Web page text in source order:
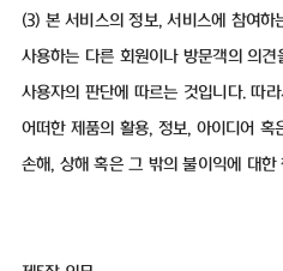
(3) 본 서비스의 정보, 서비스에 참여하
사용하는 다른 회원이나 방문객의 의
사용자의 판단에 따르는 것입니다. 따
어떠한 제품의 활용, 정보, 아이디어 혹
손해, 상해 혹은 그 밖의 불이익에 대한